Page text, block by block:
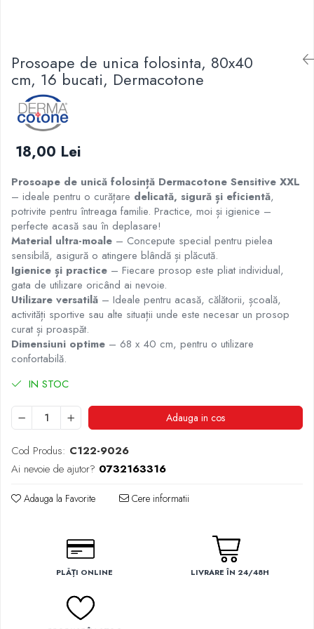
Prosoape de unica folosinta, 80x40
cm, 16 bucati, Dermacotone
18,00 Lei
Prosoape de unică folosință Dermacotone Sensitive XXL
– ideale pentru o curățare delicată, sigură și eficientă,
potrivite pentru întreaga familie. Practice, moi și igienice –
perfecte acasă sau în deplasare!
Material ultra-moale – Concepute special pentru pielea
sensibilă, asigură o atingere blândă și plăcută.
Igienice și practice – Fiecare prosop este pliat individual,
gata de utilizare oricând ai nevoie.
Utilizare versatilă – Ideale pentru acasă, călătorii, școală,
activități sportive sau alte situații unde este necesar un prosop
curat și proaspăt.
Dimensiuni optime – 68 x 40 cm, pentru o utilizare
confortabilă.
IN STOC
Adauga in cos
Cod Produs: C122-9026
Ai nevoie de ajutor? 0732163316
Adauga la Favorite Cere informatii
PLĂȚI ONLINE LIVRARE ÎN 24/48H